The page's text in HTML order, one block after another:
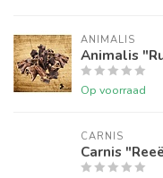
ANIMALIS
Animalis
Op voorraad
CARNIS
Carnis